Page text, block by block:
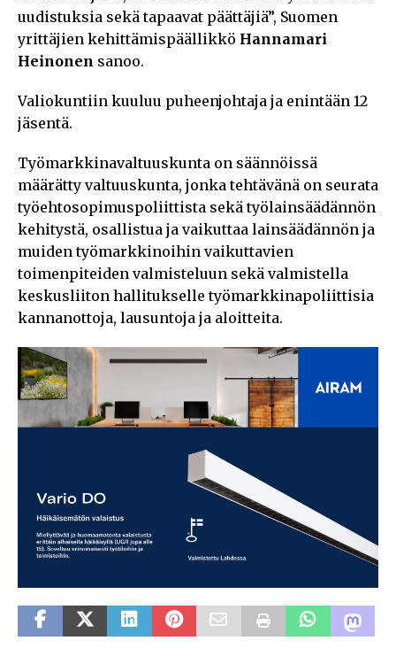
uudistuksia sekä tapaavat päättäjiä”, Suomen
yrittäjien kehittämispäällikkö Hannamari
Heinonen sanoo.
Valiokuntiin kuuluu puheenjohtaja ja enintään 12
jäsentä.
Työmarkkinavaltuuskunta on säännöissä
määrätty valtuuskunta, jonka tehtävänä on seurata
työehtosopimuspoliittista sekä työlainsäädännön
kehitystä, osallistua ja vaikuttaa lainsäädännön ja
muiden työmarkkinoihin vaikuttavien
toimenpiteiden valmisteluun sekä valmistella
keskusliiton hallitukselle työmarkkinapoliittisia
kannanottoja, lausuntoja ja aloitteita.